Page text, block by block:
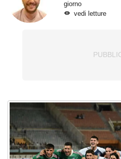
giorno
vedi letture